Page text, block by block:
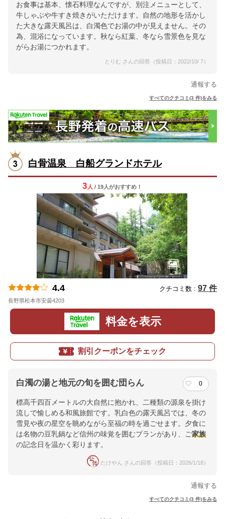
お食事は基本、懐石料理なんですが、別注メニューとして、
牛しゃぶや牛すき焼きがいただけます。自然の地形を活かし
た大きな露天風呂は、白濁色でお湯の中が見えません。その
為、混浴になっています。秋なら紅葉、冬なら雪景色を見な
がらお湯につかれます。
とりむ さんの回答（投稿日：2022/10/ 7）
通報する
すべてのクチコミ(3 件)をみる
白骨温泉 白船グランドホテル
3 人 / 19人がおすすめ！
4.4 クチコミ数 : 97 件
長野県松本市安曇4203
料金を表示
割引クーポンをチェック
白濁の湯と地元の旬を囲む団らん 0
標高千四百メートルの大自然に抱かれ、二種類の源泉を掛け
流しで愉しめる和風旅館です。乳白色の露天風呂では、冬の
雪見や夜の星空を眺めながら至福の時を過ごせます。夕食に
は名物の豆乳鍋など信州の味覚を囲むプランがあり、ご家族
の記念日を温かく彩ります。
たけやん さんの回答（投稿日：2026/1/18）
通報する
すべてのクチコミ(3 件)をみる